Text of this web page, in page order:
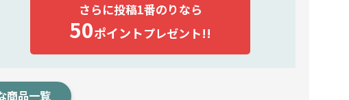
さらに投稿1番のりなら
50ポイントプレゼント!!
商品一覧